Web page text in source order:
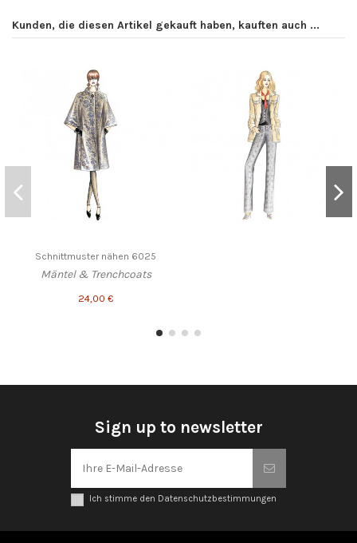
Kunden, die diesen Artikel gekauft haben, kauften auch ...
Schnittmuster nähen 6025
Mäntel & Trenchcoats
24,00 €
Sign up to newsletter
Ich stimme den Datenschutzbestimmungen